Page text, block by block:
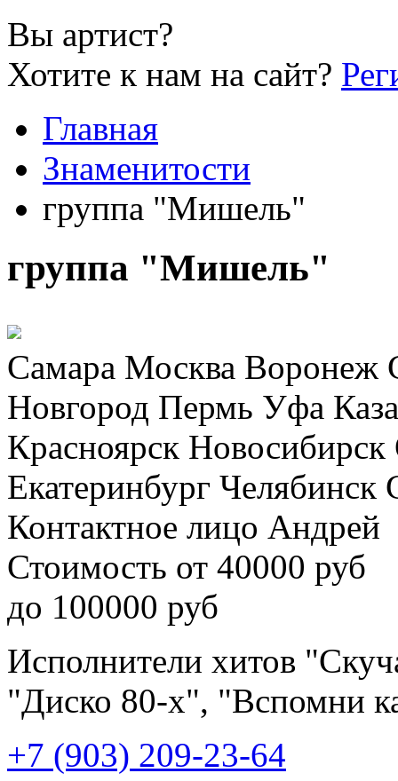
Вы артист?
Хотите к нам на сайт?
Главная
Знаменитости
группа "Мишель"
группа "Мишель"
Самара Москва Воронеж
Новгород Пермь Уфа
Красноярск Новосибирск
Екатеринбург Челябинск
Контактное лицо Андрей
Стоимость от 40000 руб
до 100000 руб
Исполнители хитов
"Диско 80-х", "Вспомни
+7 (903) 209-23-64